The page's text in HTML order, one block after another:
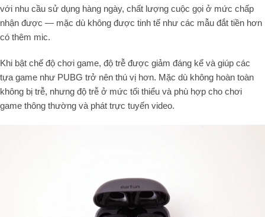
với nhu cầu sử dụng hàng ngày, chất lượng cuộc gọi ở mức chấp
nhận được — mặc dù không được tinh tế như các mẫu đắt tiền hơn
có thêm mic.
Khi bật chế độ chơi game, độ trễ được giảm đáng kể và giúp các
tựa game như PUBG trở nên thú vị hơn. Mặc dù không hoàn toàn
không bị trễ, nhưng độ trễ ở mức tối thiểu và phù hợp cho chơi
game thông thường và phát trực tuyến video.